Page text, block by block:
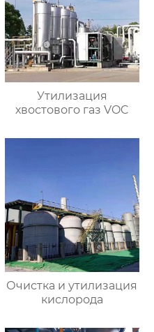
Утилизация
хвостового газ VOC
Очистка и утилизация
кислорода